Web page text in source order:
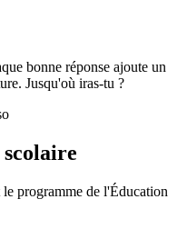
bonne réponse ajoute un
Jusqu'où iras-tu ?
programme de l'Éducation